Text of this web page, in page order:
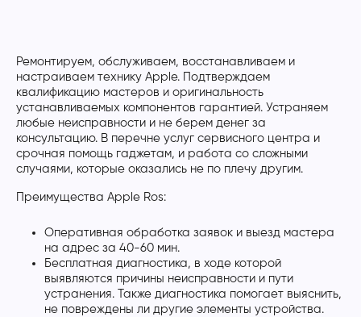
Ремонтируем, обслуживаем, восстанавливаем и
настраиваем технику Apple. Подтверждаем
квалификацию мастеров и оригинальность
устанавливаемых компонентов гарантией. Устраняем
любые неисправности и не берем денег за
консультацию. В перечне услуг сервисного центра и
срочная помощь гаджетам, и работа со сложными
случаями, которые оказались не по плечу другим.
Преимущества Apple Ros:
Оперативная обработка заявок и выезд мастера
на адрес за 40-60 мин.
Бесплатная диагностика, в ходе которой
выявляются причины неисправности и пути
устранения. Также диагностика помогает выяснить,
не повреждены ли другие элементы устройства.